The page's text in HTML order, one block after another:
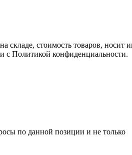
складе, стоимость товаров,
с Политикой конфиденциальности.
по данной позиции и не только